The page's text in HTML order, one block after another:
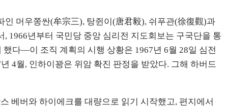
머우쫑싼(牟宗三), 탕쥔이(唐君毅), 쉬푸관(徐復觀)과
1966년부터 국민당 중앙 심리전 지도회보는 구국단을 통
다—이 조직 계획의 시행 상황은 1967년 6월 28일 심전
4월, 인하이꽝은 위암 확진 판정을 받았다. 그해 하버드
베버와 하이에크를 대량으로 읽기 시작했고, 편지에서